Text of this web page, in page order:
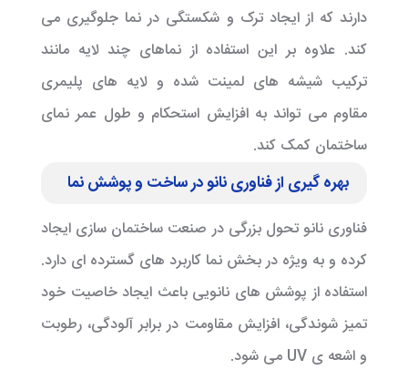
دارند که از ایجاد ترک و شکستگی در نما جلوگیری می
کند. علاوه بر این استفاده از نماهای چند لایه مانند
ترکیب شیشه های لمینت شده و لایه های پلیمری
مقاوم می تواند به افزایش استحکام و طول عمر نمای
ساختمان کمک کند.
بهره گیری از فناوری نانو در ساخت و پوشش نما
فناوری نانو تحول بزرگی در صنعت ساختمان سازی ایجاد
کرده و به ویژه در بخش نما کاربرد های گسترده ای دارد.
استفاده از پوشش های نانویی باعث ایجاد خاصیت خود
تمیز شوندگی، افزایش مقاومت در برابر آلودگی، رطوبت
و اشعه ی UV می شود.